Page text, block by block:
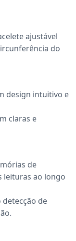
ajustável
do
design intuitivo e
claras e
de
leituras ao longo
detecção de